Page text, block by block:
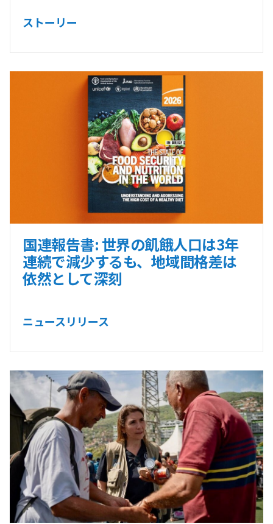
ストーリー
国連報告書: 世界の飢餓人口は3年
連続で減少するも、地域間格差は
依然として深刻
ニュースリリース